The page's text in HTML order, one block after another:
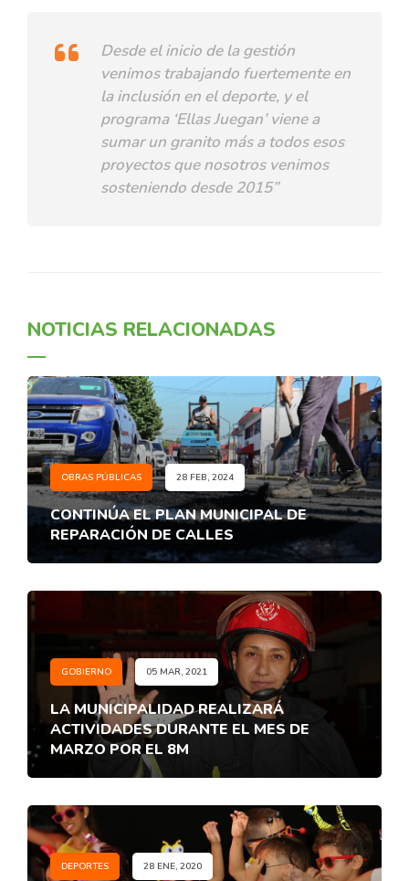
Desde el inicio de la gestión
venimos trabajando fuertemente en
la inclusión en el deporte, y el
programa ‘Ellas Juegan’ viene a
sumar un granito más a todos esos
proyectos que nosotros venimos
sosteniendo desde 2015”
NOTICIAS RELACIONADAS
OBRAS PÚBLICAS 28 FEB, 2024
CONTINÚA EL PLAN MUNICIPAL DE
REPARACIÓN DE CALLES
GOBIERNO 05 MAR, 2021
LA MUNICIPALIDAD REALIZARÁ
ACTIVIDADES DURANTE EL MES DE
MARZO POR EL 8M
DEPORTES 28 ENE, 2020